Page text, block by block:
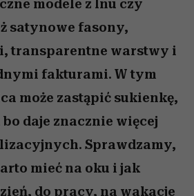
modele z lnu czy
satynowe fasony,
transparentne warstwy i
fakturami. W tym
może zastąpić sukienkę,
daje znacznie więcej
Sprawdzamy,
mieć na oku i jak
do pracy, na wakacje